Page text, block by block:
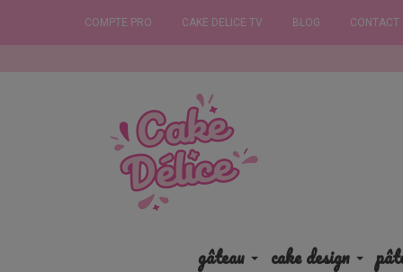
COMPTE PRO CAKE DELICE TV BLOG CONTACT
gâteau cake design